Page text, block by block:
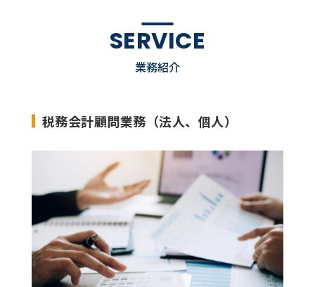
SERVICE
業務紹介
税務会計顧問業務（法人、個人）